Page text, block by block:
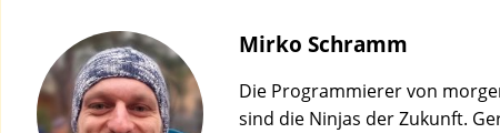
Mirko Schramm
Die Programmierer von
sind die Ninjas der Zukunft.